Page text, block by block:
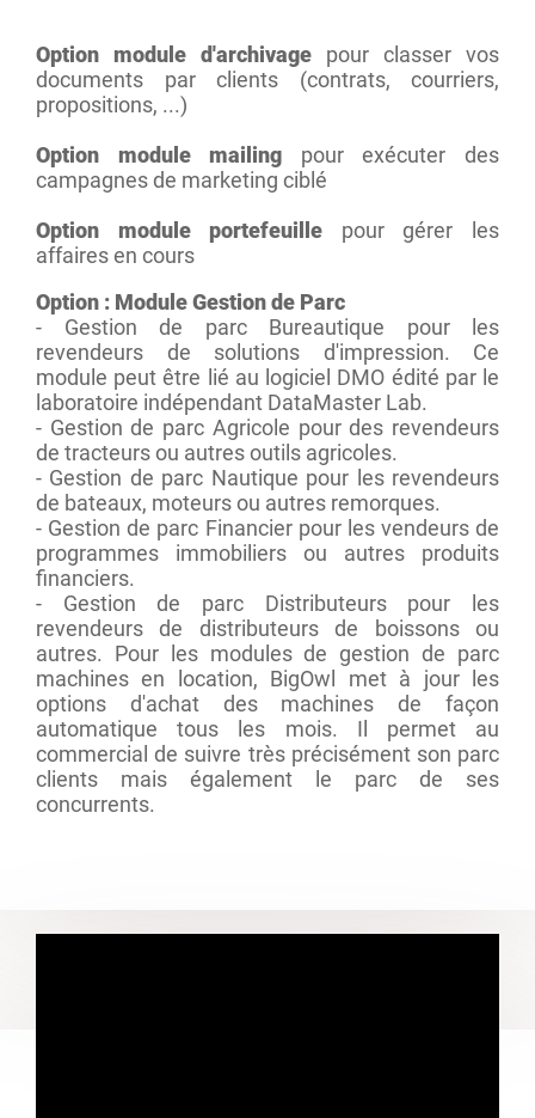
Option module d'archivage pour classer vos
documents par clients (contrats, courriers,
propositions, ...)
Option module mailing pour exécuter des
campagnes de marketing ciblé
Option module portefeuille pour gérer les
affaires en cours
Option : Module Gestion de Parc
- Gestion de parc Bureautique pour les
revendeurs de solutions d'impression. Ce
module peut être lié au logiciel DMO édité par le
laboratoire indépendant DataMaster Lab.
- Gestion de parc Agricole pour des revendeurs
de tracteurs ou autres outils agricoles.
- Gestion de parc Nautique pour les revendeurs
de bateaux, moteurs ou autres remorques.
- Gestion de parc Financier pour les vendeurs de
programmes immobiliers ou autres produits
financiers.
- Gestion de parc Distributeurs pour les
revendeurs de distributeurs de boissons ou
autres. Pour les modules de gestion de parc
machines en location, BigOwl met à jour les
options d'achat des machines de façon
automatique tous les mois. Il permet au
commercial de suivre très précisément son parc
clients mais également le parc de ses
concurrents.